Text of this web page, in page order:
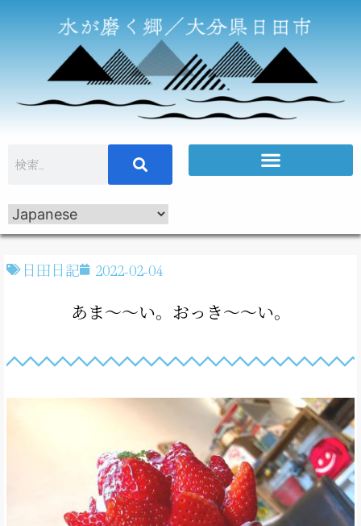
日田日記 2022-02-04
あま～～い。おっき～～い。